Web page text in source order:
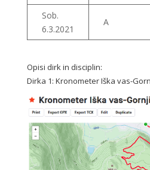
Sob.
6.3.2021
A
Opisi dirk in disciplin:
Dirka 1: Kronometer Iška vas-